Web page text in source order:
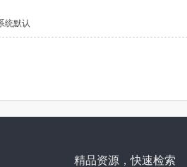
统默认
精品资源，快速检索